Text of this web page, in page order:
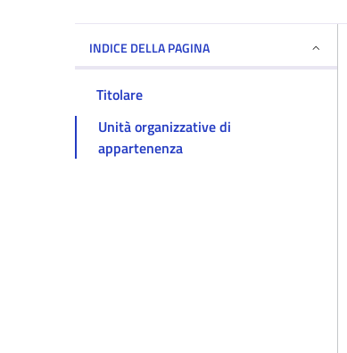
INDICE DELLA PAGINA
Titolare
Unità organizzative di
appartenenza